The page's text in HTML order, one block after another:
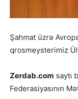
Şahmat üzrə
qrosmeysterimiz
Zerdab.com saytı
Federasiyasının